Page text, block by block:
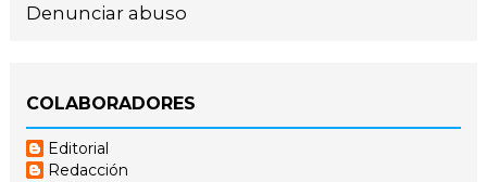
Denunciar abuso
COLABORADORES
Editorial
Redacción